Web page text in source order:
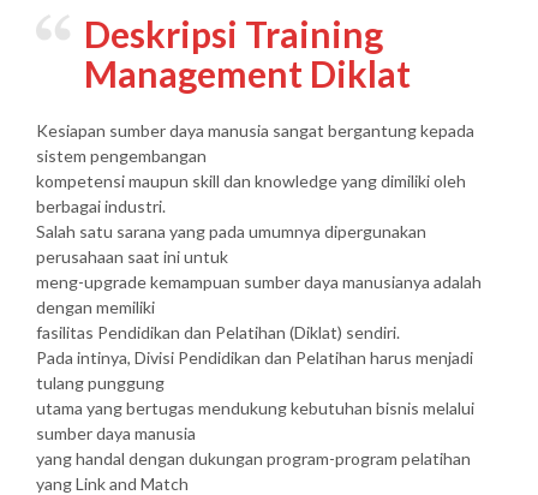
Deskripsi Training
Management Diklat
Kesiapan sumber daya manusia sangat bergantung kepada
sistem pengembangan
kompetensi maupun skill dan knowledge yang dimiliki oleh
berbagai industri.
Salah satu sarana yang pada umumnya dipergunakan
perusahaan saat ini untuk
meng-upgrade kemampuan sumber daya manusianya adalah
dengan memiliki
fasilitas Pendidikan dan Pelatihan (Diklat) sendiri.
Pada intinya, Divisi Pendidikan dan Pelatihan harus menjadi
tulang punggung
utama yang bertugas mendukung kebutuhan bisnis melalui
sumber daya manusia
yang handal dengan dukungan program-program pelatihan
yang Link and Match